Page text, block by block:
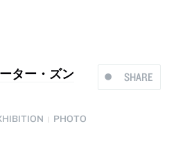
SHARE
ター・ズン
PHOTO